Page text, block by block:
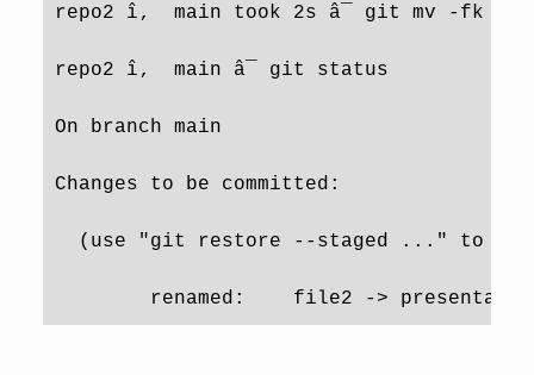
Author: Silvio Grau
repo2 î‚  main took 2s â¯ git mv -fk *
repo2 î‚  main â¯ git status
On branch main
Changes to be committed:
(use "git restore --staged ..." to
renamed:    file2 ->